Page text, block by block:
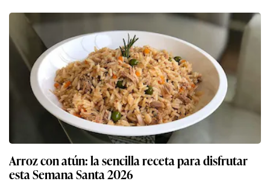
Arroz con atún: la sencilla receta para disfrutar
esta Semana Santa 2026